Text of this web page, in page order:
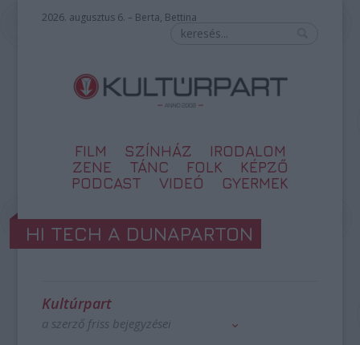
2026. augusztus 6. – Berta, Bettina
FILM SZÍNHÁZ
IRODALOM
ZENE
TÁNC FOLK
KÉPZŐ
PODCAST
VIDEÓ GYERMEK
HI TECH A DUNAPARTON
Kultúrpart
a szerző friss bejegyzései